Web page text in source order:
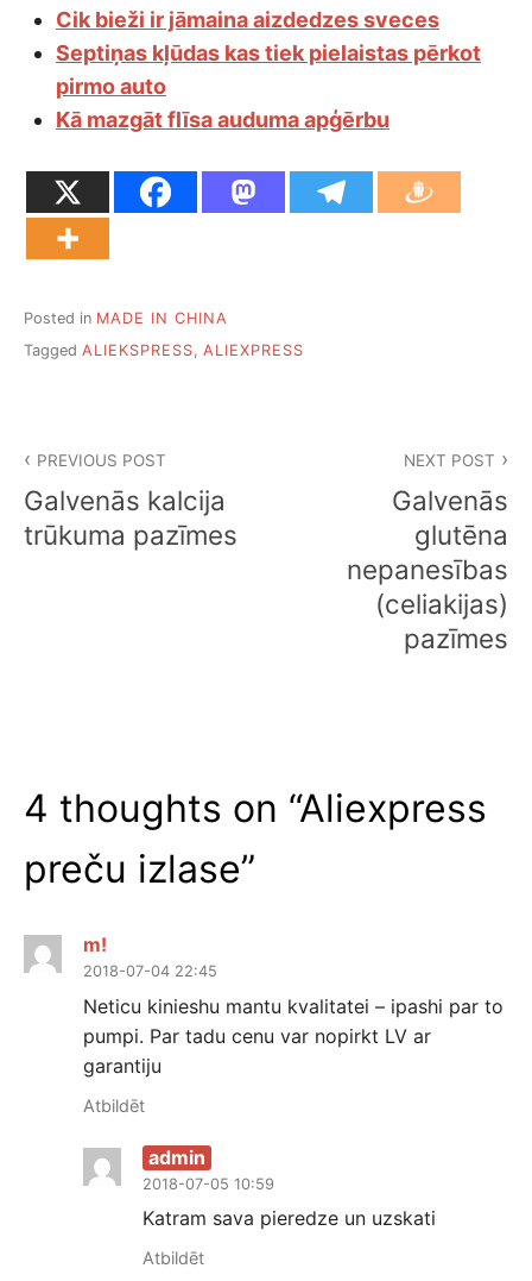
Cik bieži ir jāmaina aizdedzes sveces
Septiņas kļūdas kas tiek pielaistas pērkot
pirmo auto
Kā mazgāt flīsa auduma apģērbu
Posted in MADE IN CHINA
Tagged ALIEKSPRESS ALIEXPRESS
izvēlne
PREVIOUS POST
Galvenās kalcija
trūkuma pazīmes
NEXT POST
Galvenās
glutēna
nepanesības
(celiakijas)
pazīmes
4 thoughts on “Aliexpress
preču izlase”
m!
2018-07-04 22:45
Neticu kinieshu mantu kvalitatei – ipashi par to
pumpi. Par tadu cenu var nopirkt LV ar
garantiju
Atbildēt
admin
2018-07-05 10:59
Katram sava pieredze un uzskati
Atbildēt